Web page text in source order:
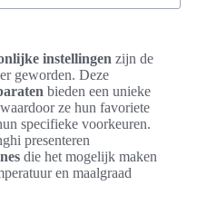
instellingen zijn de
geworden. Deze
bieden een unieke
ze hun favoriete
specifieke voorkeuren.
presenteren
die het mogelijk maken
en maalgraad